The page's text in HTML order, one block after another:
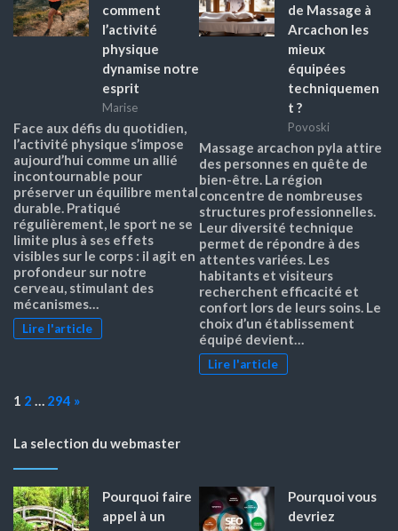
comment
l’activité
physique
dynamise notre
esprit
Marise
Face aux défis du quotidien,
l’activité physique s’impose
aujourd’hui comme un allié
incontournable pour
préserver un équilibre mental
durable. Pratiqué
régulièrement, le sport ne se
limite plus à ses effets
visibles sur le corps : il agit en
profondeur sur notre
cerveau, stimulant des
mécanismes…
Lire l'article
de Massage à
Arcachon les
mieux
équipées
techniquemen
t ?
Povoski
Massage arcachon pyla attire
des personnes en quête de
bien-être. La région
concentre de nombreuses
structures professionnelles.
Leur diversité technique
permet de répondre à des
attentes variées. Les
habitants et visiteurs
recherchent efficacité et
confort lors de leurs soins. Le
choix d’un établissement
équipé devient…
Lire l'article
Page:
1 2 … 294 Next
»
La selection du webmaster
Pourquoi faire
appel à un
Pourquoi vous
devriez